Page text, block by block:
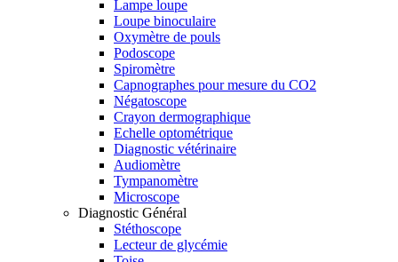
Lampe loupe
Loupe binoculaire
Oxymètre de pouls
Podoscope
Spiromètre
Capnographes pour mesure du CO2
Négatoscope
Crayon dermographique
Echelle optométrique
Diagnostic vétérinaire
Audiomètre
Tympanomètre
Microscope
Diagnostic Général
Stéthoscope
Lecteur de glycémie